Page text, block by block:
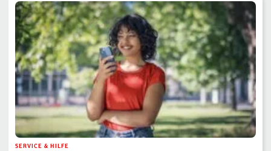
SERVICE & HILFE